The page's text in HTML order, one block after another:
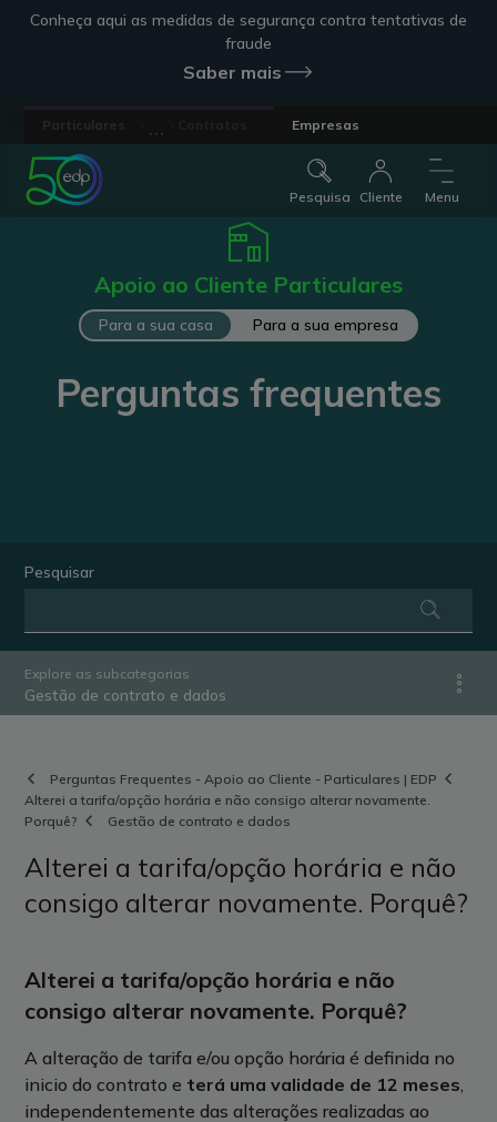
Conheça aqui as medidas de segurança contra tentativas de
fraude
Saber mais
Empresas
Pesquisa Cliente Menu
Apoio ao Cliente Particulares
Para a sua casa Para a sua empresa
Perguntas frequentes
Pesquisar
Explore as subcategorias
Gestão de contrato e dados
Perguntas Frequentes - Apoio ao Cliente - Particulares | EDP
Alterei a tarifa/opção horária e não consigo alterar novamente.
Porquê?
Gestão de contrato e dados
Alterei a tarifa/opção horária e não
consigo alterar novamente. Porquê?
Alterei a tarifa/opção horária e não
consigo alterar novamente. Porquê?
A alteração de tarifa e/ou opção horária é definida no
inicio do contrato e terá uma validade de 12 meses,
independentemente das alterações realizadas ao